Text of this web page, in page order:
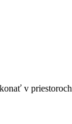
v priestoroch